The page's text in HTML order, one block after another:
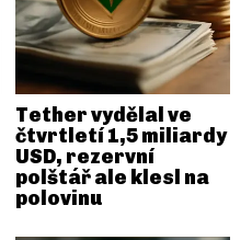
Tether vydělal ve
čtvrtletí 1,5 miliardy
USD, rezervní
polštář ale klesl na
polovinu